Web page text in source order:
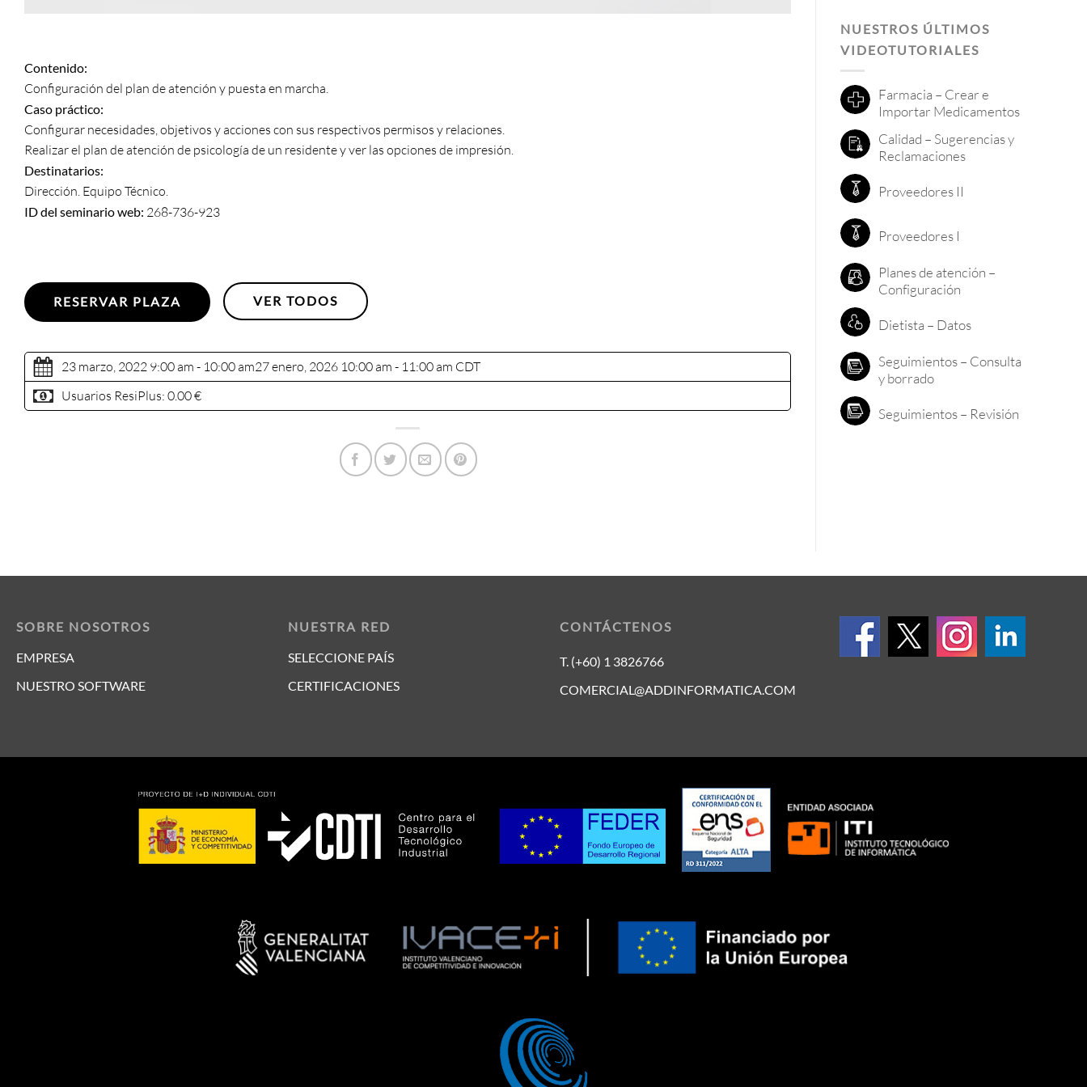
Contenido:
Configuración del plan de atención y puesta en marcha.
Caso práctico:
Configurar necesidades, objetivos y acciones con sus respectivos permisos y relaciones.
Realizar el plan de atención de psicología de un residente y ver las opciones de impresión.
Destinatarios:
Dirección. Equipo Técnico.
ID del seminario web: 268-736-923
RESERVAR PLAZA VER TODOS
23 marzo, 2022 9:00 am - 10:00 am27 enero, 2026 10:00 am - 11:00 am CDT
Usuarios ResiPlus: 0.00 €
NUESTROS ÚLTIMOS
VIDEOTUTORIALES
Farmacia – Crear e
Importar Medicamentos
Calidad – Sugerencias y
Reclamaciones
Proveedores II
Proveedores I
Planes de atención –
Configuración
Dietista – Datos
Seguimientos – Consulta
y borrado
Seguimientos – Revisión
SOBRE NOSOTROS
EMPRESA
NUESTRO SOFTWARE
NUESTRA RED
SELECCIONE PAÍS
CERTIFICACIONES
CONTÁCTENOS
T. (+60) 1 3826766
COMERCIAL@ADDINFORMATICA.COM